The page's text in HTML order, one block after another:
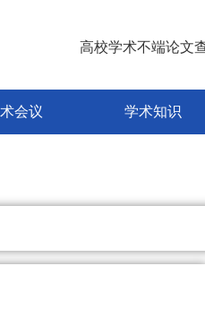
高校学术不端论文
会议 学术知识